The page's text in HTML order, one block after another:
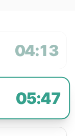
04:13
05:47